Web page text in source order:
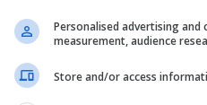
rëndësia e thellimit të
së Kosovës për
të cilat, sipas njoftimit,
qytetarëve.
Personalised advertising
measurement, audience
Store and/or access